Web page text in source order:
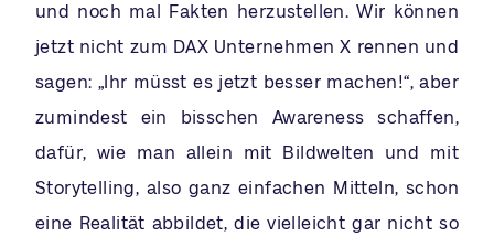
und noch mal Fakten herzustellen. Wir können
jetzt nicht zum DAX Unternehmen X rennen und
sagen: „Ihr müsst es jetzt besser machen!“, aber
zumindest ein bisschen Awareness schaffen,
dafür, wie man allein mit Bildwelten und mit
Storytelling, also ganz einfachen Mitteln, schon
eine Realität abbildet, die vielleicht gar nicht so